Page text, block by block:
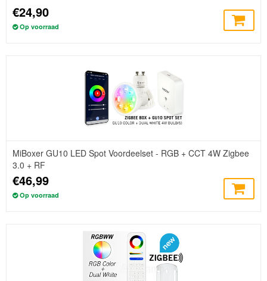
€24,90
Op voorraad
MiBoxer GU10 LED Spot Voordeelset - RGB + CCT 4W Zigbee
3.0 + RF
€46,99
Op voorraad